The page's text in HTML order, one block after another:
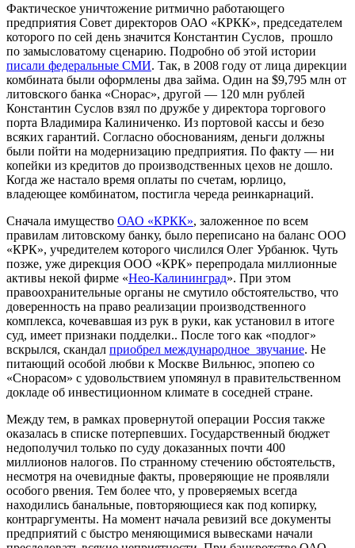
Фактическое уничтожение ритмично работающего
предприятия Совет директоров ОАО «КРКК», председателем
которого по сей день значится Константин Суслов, прошло
по замысловатому сценарию. Подробно об этой истории
писали федеральные СМИ. Так, в 2008 году от лица дирекции
комбината были оформлены два займа. Один на $9,795 млн от
литовского банка «Снорас», другой — 120 млн рублей
Константин Суслов взял по дружбе у директора торгового
порта Владимира Калиниченко. Из портовой кассы и безо
всяких гарантий. Согласно обоснованиям, деньги должны
были пойти на модернизацию предприятия. По факту — ни
копейки из кредитов до производственных цехов не дошло.
Когда же настало время оплаты по счетам, юрлицо,
владеющее комбинатом, постигла череда реинкарнаций.
Сначала имущество ОАО «КРКК», заложенное по всем
правилам литовскому банку, было переписано на баланс ООО
«КРК», учредителем которого числился Олег Урбанюк. Чуть
позже, уже дирекция ООО «КРК» перепродала миллионные
активы некой фирме «Нео-Калининград». При этом
правоохранительные органы не смутило обстоятельство, что
доверенность на право реализации производственного
комплекса, кочевавшая из рук в руки, как установил в итоге
суд, имеет признаки подделки.. После того как «подлог»
вскрылся, скандал приобрел международное звучание. Не
питающий особой любви к Москве Вильнюс, эпопею со
«Снорасом» с удовольствием упомянул в правительственном
докладе об инвестиционном климате в соседней стране.
Между тем, в рамках провернутой операции Россия также
оказалась в списке потерпевших. Государственный бюджет
недополучил только по суду доказанных почти 400
миллионов налогов. По странному стечению обстоятельств,
несмотря на очевидные факты, проверяющие не проявляли
особого рвения. Тем более что, у проверяемых всегда
находились банальные, повторяющиеся как под копирку,
контраргументы. На момент начала ревизий все документы
предприятий с быстро меняющимися вывесками начали